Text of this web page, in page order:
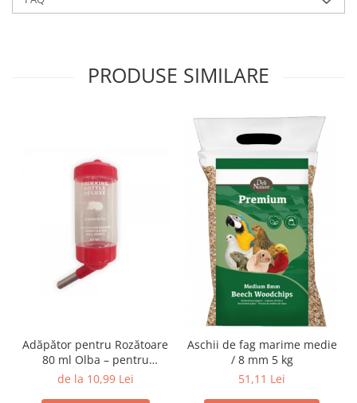
PRODUSE SIMILARE
Adăpător pentru Rozătoare
80 ml Olba – pentru
Hamsteri și Animale Mici
de la 10,99 Lei
Aschii de fag marime medie
/ 8 mm 5 kg
51,11 Lei